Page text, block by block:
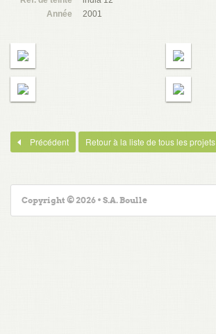
Année
2001
Précédent Retour à la liste de tous les projets
Copyright © 2026 • S.A. Boulle